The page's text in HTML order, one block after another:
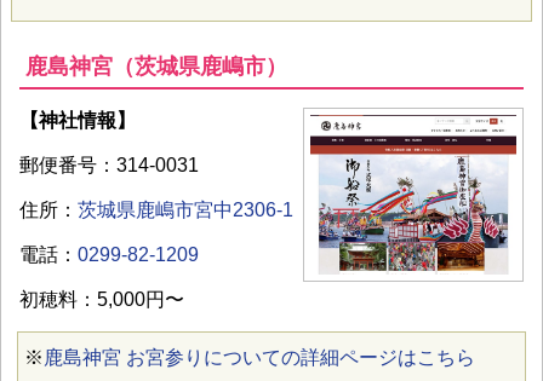
鹿島神宮（茨城県鹿嶋市）
【神社情報】
郵便番号：314-0031
住所： 茨城県鹿嶋市宮中2306-1
電話： 0299-82-1209
初穂料：5,000円〜
※ 鹿島神宮 お宮参りについての詳細ページはこちら